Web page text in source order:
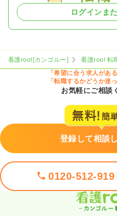
ログインま
看護roo![カンゴルー] 看護roo! 転
「希望に合う求人があ
「転職するかどうか迷
お気軽にご相談
登録して相談
0120-512-919